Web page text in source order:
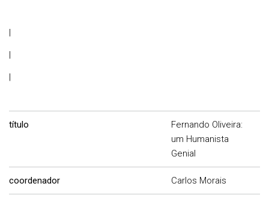
|
|
|
título
Fernando Oliveira:
um Humanista
Genial
coordenador Carlos Morais